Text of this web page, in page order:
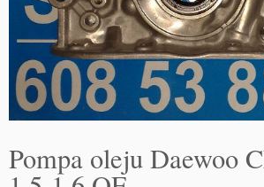
Pompa oleju Daewoo